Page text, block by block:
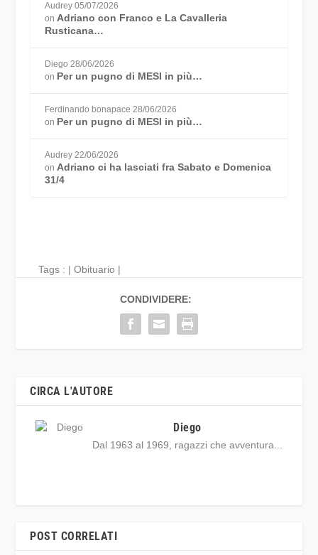
Audrey 05/07/2026
on Adriano con Franco e La Cavalleria
Rusticana…
Diego 28/06/2026
on Per un pugno di MESI in più…
Ferdinando bonapace 28/06/2026
on Per un pugno di MESI in più…
Audrey 22/06/2026
on Adriano ci ha lasciati fra Sabato e Domenica
31/4
Tags : |Obituario |
CONDIVIDERE:
CIRCA L'AUTORE
Diego
Dal 1963 al 1969, ragazzi che avventura...
POST CORRELATI